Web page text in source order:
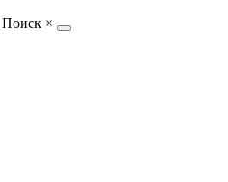
Поиск ×